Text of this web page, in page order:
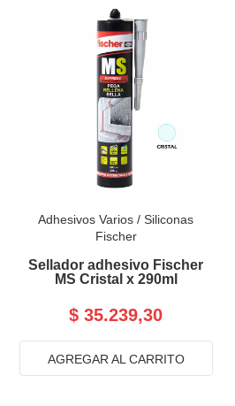
Adhesivos Varios /Siliconas
Fischer
Sellador adhesivo Fischer
MS Cristal x 290ml
$ 35.239,30
AGREGAR AL CARRITO